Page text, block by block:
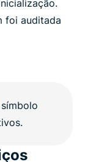
foi auditada